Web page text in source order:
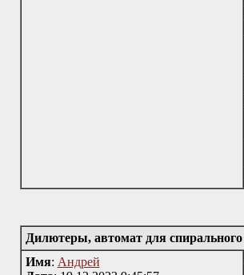
Дилютеры, автомат для спирального
Имя: Андрей